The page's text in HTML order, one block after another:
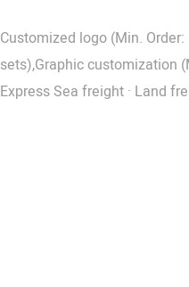
Customized logo (Min.
sets),Graphic customization
Express Sea freight · Land